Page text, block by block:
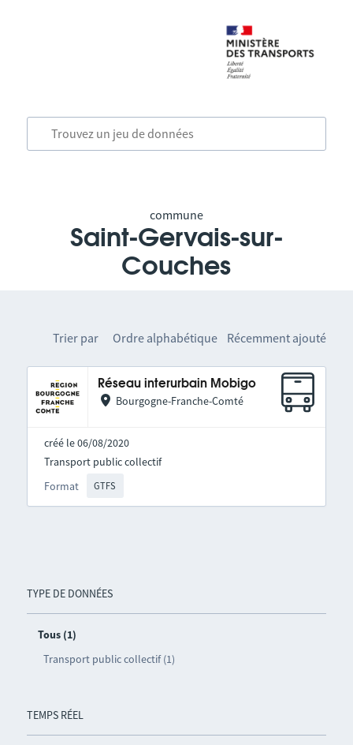
commune
Saint-Gervais-sur-
Couches
TYPE DE DONNÉES
Tous (1)
Transport public collectif (1)
TEMPS RÉEL
Trier par Ordre alphabétique Récemment ajouté
Réseau interurbain Mobigo
Bourgogne-Franche-Comté
créé le 06/08/2020
Format GTFS
Transport public collectif